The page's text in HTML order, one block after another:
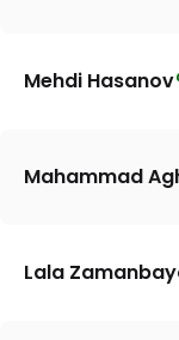
Mehdi Hasanov
Mahammad
Lala